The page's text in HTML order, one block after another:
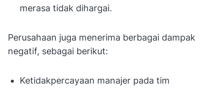
merasa tidak dihargai.
Perusahaan juga menerima berbagai dampak
negatif, sebagai berikut:
Ketidakpercayaan manajer pada tim